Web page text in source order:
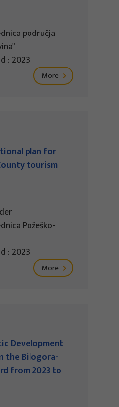
područja
: 2023
More
plan for
tourism
Požeško-
: 2023
More
Development
the Bilogora-
from 2023 to